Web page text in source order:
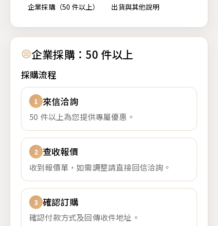
企業採購（50 件以上） 出貨與其他說明
企業採購：50 件以上
採購流程
來信洽詢
50 件以上為您提供專屬優惠。
查收報價
收到報價單，如需調整請直接回信洽詢。
確認訂購
確認付款方式及回傳收件地址。